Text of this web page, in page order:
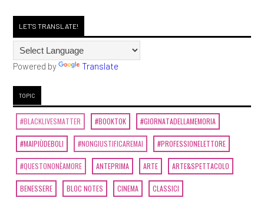
LET'S TRANSLATE!
Powered by Translate
TOPIC
#BLACKLIVESMATTER #BOOKTOK #GIORNATADELLAMEMORIA
#MAIPIÙDEBOLI #NONGIUSTIFICAREMAI #PROFESSIONELETTORE
#QUESTONONÈAMORE ANTEPRIMA ARTE ARTE&SPETTACOLO
BENESSERE BLOC NOTES CINEMA CLASSICI